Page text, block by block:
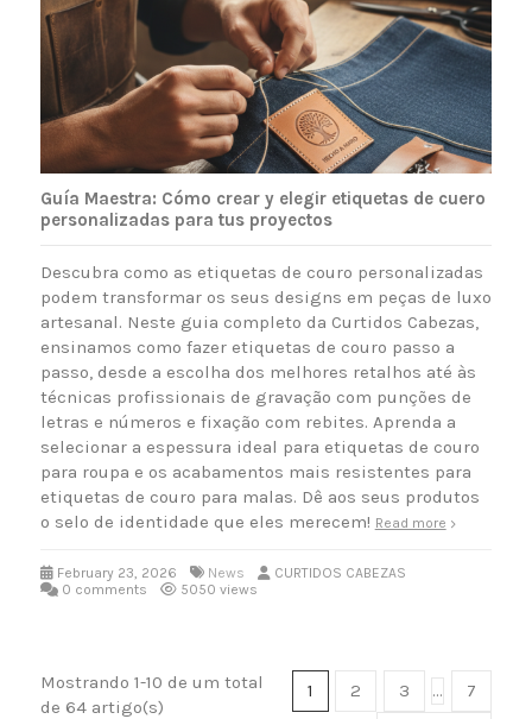
Guía Maestra: Cómo crear y elegir etiquetas de cuero
personalizadas para tus proyectos
Descubra como as etiquetas de couro personalizadas
podem transformar os seus designs em peças de luxo
artesanal. Neste guia completo da Curtidos Cabezas,
ensinamos como fazer etiquetas de couro passo a
passo, desde a escolha dos melhores retalhos até às
técnicas profissionais de gravação com punções de
letras e números e fixação com rebites. Aprenda a
selecionar a espessura ideal para etiquetas de couro
para roupa e os acabamentos mais resistentes para
etiquetas de couro para malas. Dê aos seus produtos
o selo de identidade que eles merecem! Read more
February 23, 2026 News
CURTIDOS CABEZAS
0 comments
5050 views
Mostrando 1-10 de um total
de 64 artigo(s)
1 2 3 …
7